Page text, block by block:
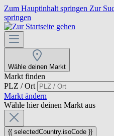
Zum Hauptinhalt springen Zur
springen
Wähle deinen Markt
Markt finden
PLZ / Ort
Markt ändern
Wähle hier deinen Markt aus
{{ selectedCountry.isoCode }}